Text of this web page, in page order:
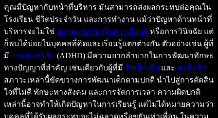
คุณมีปัญหากับหน้าที่บริหาร มันสามารถส่งผลกระทบต่อคุณใน
โรงเรียน ชีวิตประจำวัน และการทำงาน แม้ว่าปัญหาด้านหน้าที่
บริหารจะไม่ใช่ ความบกพร่องในการเรียนรู้ หรือการวินิจฉัย แต่
ก็พบได้บ่อยในบุคคลที่คิดและเรียนรู้แตกต่างกัน ตัวอย่างเช่น ผู้ที่
มี โรคสมาธิสั้น (ADHD) มีความยากลำบากในการพัฒนาทักษะ
ทางปัญญาที่สำคัญ เช่นเดียวกับผู้ที่มี ดิสเล็กเซีย และ ออทิสติก
สภาวะเหล่านี้ขัดขวางการพัฒนาเด็กตามปกติ นำไปสู่การตัดสิน
ใจที่ไม่ดี ทักษะทางสังคม และการจัดการเวลา ความผิดปกติ
เหล่านี้อาจทำให้เกิดปัญหาในการเรียนรู้ แต่ไม่ได้หมายความว่า